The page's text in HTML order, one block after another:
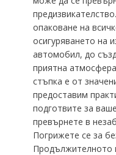
опаковане на
осигуряването на
автомобил, до
приятна
стъпка е от
предоставим
подготвите за
превърнете в
Погрижете се за
Продължителното